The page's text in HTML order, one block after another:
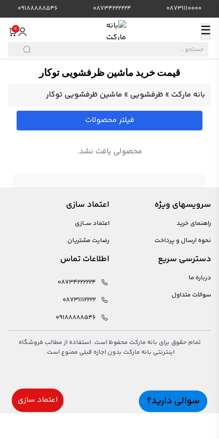
08731110000
08734222224
09188888546
☰
0
قیمت خرید ماشین ظرفشویی توکار
بانه مارکت » ظرفشویی » ماشین ظرفشویی توکار
فیلتر محصولات
محصولی یافت نشد.
سرویسهای ویژه
راهنمای خرید
نحوه ارسال و پرداخت
اعتماد سازی
اعتماد ســازی
رضایت مشتریان
دسترسی سریع
درباره ما
سوالات متداول
اطلاعات تماس
08734222224
08731112222
09188888546
سوالی دارید؟ اعتماد سازی
تمام حقوق برای بانه مارکت محفوظ است. استفاده از مطالب فروشگاه
اینترنتی بانه مارکت بدون اجازه قبلی ممنوع است.